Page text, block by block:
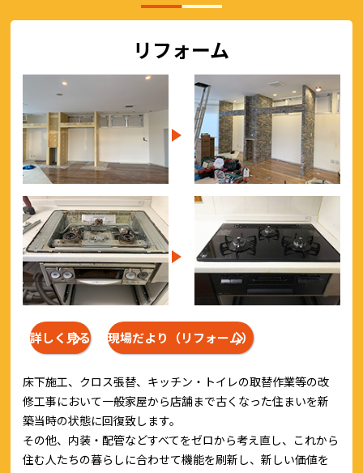
リフォーム
詳しく見る 現場だより（リフォーム）
床下施工、クロス張替、キッチン・トイレの取替作業等の改
修工事において一般家屋から店舗まで古くなった住まいを新
築当時の状態に回復致します。
その他、内装・配管などすべてをゼロから考え直し、これから
住む人たちの暮らしに合わせて機能を刷新し、新しい価値を